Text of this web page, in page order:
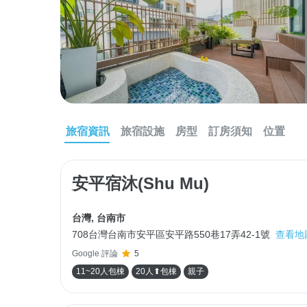
旅宿資訊 旅宿設施 房型 訂房須知 位置
安平宿沐(Shu Mu)
台灣, 台南市
708台灣台南市安平區安平路550巷17弄42-1號 查看地
Google 評論
5
11~20人包棟
20人⬆包棟 親子